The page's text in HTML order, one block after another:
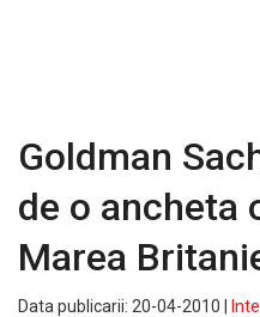
Goldman
de o ancheta
Marea
Data publicarii: 20-04-2010 |